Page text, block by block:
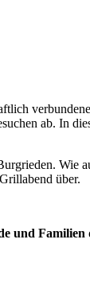
ab. In
Wie
über.
und